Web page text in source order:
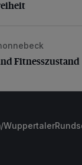
Fitnesszustand
Fitnesszustand